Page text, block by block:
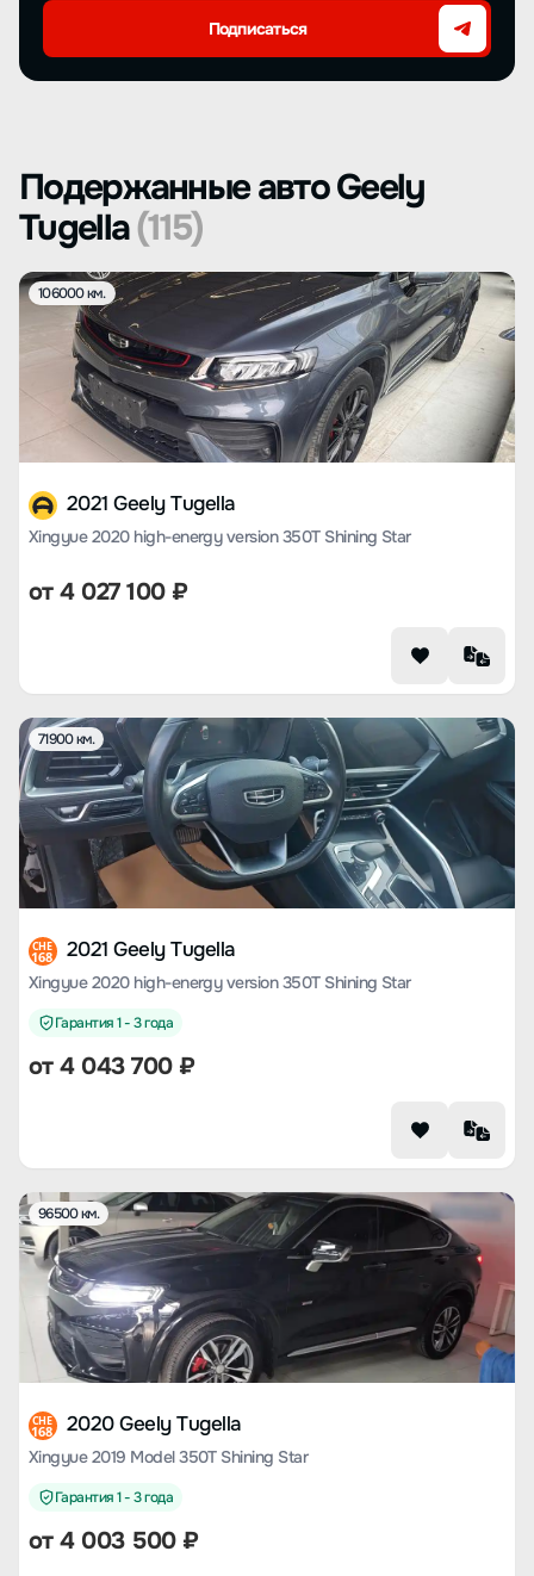
Подписаться
Подержанные авто Geely
Tugella(115)
106000 км.
2021 Geely Tugella
Xingyue 2020 high-energy version 350T Shining Star
от4 027 100₽
71900 км.
CHE
168 2021 Geely Tugella
Xingyue 2020 high-energy version 350T Shining Star
Гарантия 1 - 3 года
от4 043 700₽
96500 км.
CHE
168 2020 Geely Tugella
Xingyue 2019 Model 350T Shining Star
Гарантия 1 - 3 года
от4 003 500₽